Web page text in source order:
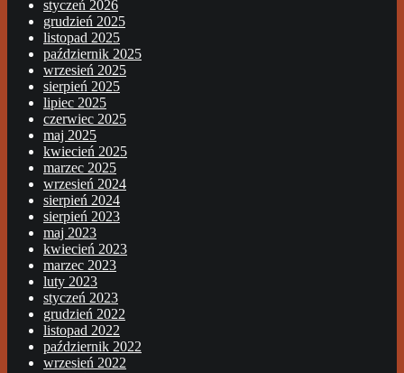
styczeń 2026
grudzień 2025
listopad 2025
październik 2025
wrzesień 2025
sierpień 2025
lipiec 2025
czerwiec 2025
maj 2025
kwiecień 2025
marzec 2025
wrzesień 2024
sierpień 2024
sierpień 2023
maj 2023
kwiecień 2023
marzec 2023
luty 2023
styczeń 2023
grudzień 2022
listopad 2022
październik 2022
wrzesień 2022